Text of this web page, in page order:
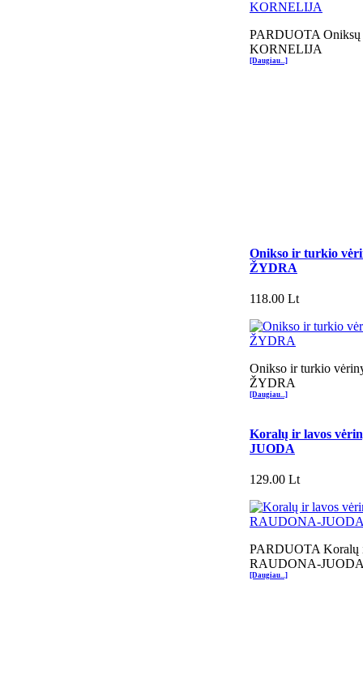
PARDUOTA Oniksų
KORNELIJA
[Daugiau...]
Onikso ir turkio
ŽYDRA
118.00 Lt
Onikso ir turkio
ŽYDRA
[Daugiau...]
Koralų ir lavos
JUODA
129.00 Lt
PARDUOTA Koralų
RAUDONA-
[Daugiau...]